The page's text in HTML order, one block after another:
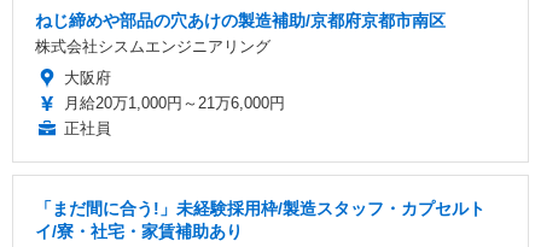
ねじ締めや部品の穴あけの製造補助/京都府京都市南区
株式会社シスムエンジニアリング
大阪府
月給20万1,000円～21万6,000円
正社員
「まだ間に合う!」未経験採用枠/製造スタッフ・カプセルト
イ/寮・社宅・家賃補助あり